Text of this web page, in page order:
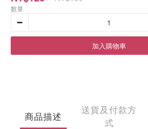
數量
加入購物車
商品描述
送貨及付款方
式